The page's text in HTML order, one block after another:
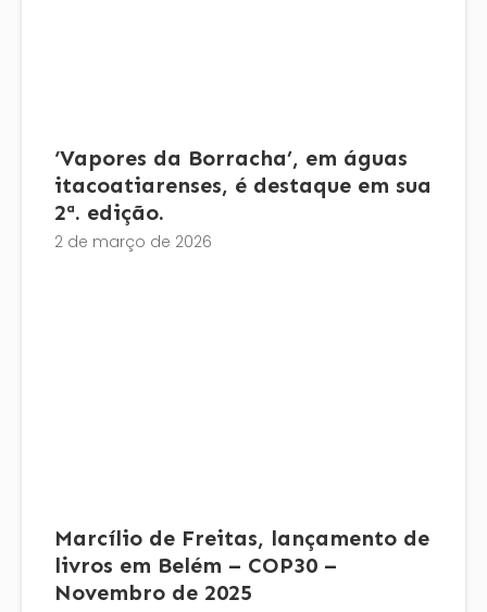
‘Vapores da Borracha’, em águas
itacoatiarenses, é destaque em sua
2ª. edição.
2 de março de 2026
Marcílio de Freitas, lançamento de
livros em Belém – COP30 –
Novembro de 2025